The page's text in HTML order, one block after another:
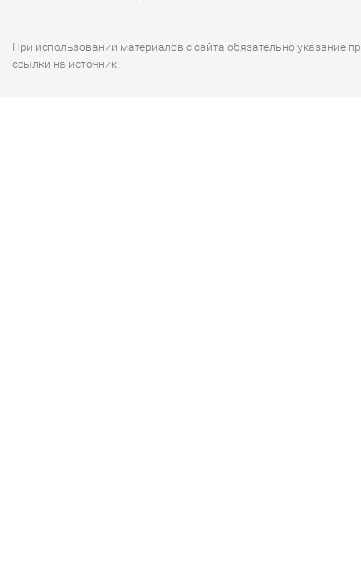
При использовании материалов с сайта обязательно указание
ссылки на источник.